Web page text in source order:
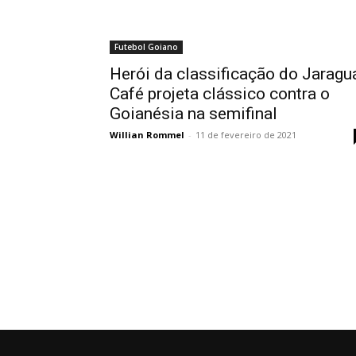
Futebol Goiano
Herói da classificação do
Café projeta clássico contra o
Goianésia na semifinal
Willian Rommel - 11 de fevereiro de 2021